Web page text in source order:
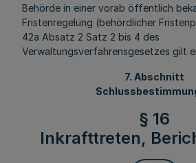
Behörde in einer vorab öffentlich
Fristenregelung (behördlicher
42a Absatz 2 Satz 2 bis 4 des
Verwaltungsverfahrensgesetzes gilt
7. Abschnitt
§ 16
Inkrafttreten,